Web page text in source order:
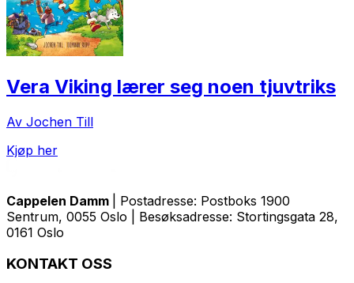
Vera Viking lærer seg noen tjuvtriks
Av Jochen Till
Kjøp her
Cappelen Damm
| Postadresse: Postboks 1900
Sentrum, 0055 Oslo | Besøksadresse: Stortingsgata 28,
0161 Oslo
KONTAKT OSS